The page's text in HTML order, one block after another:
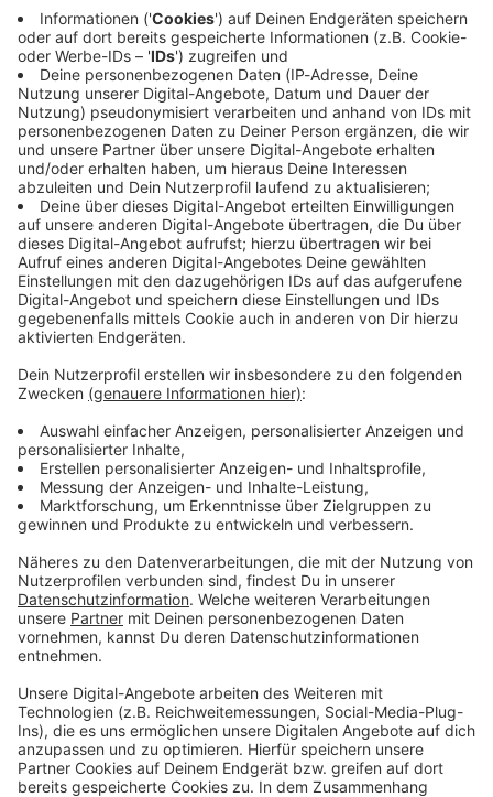
Immer auf dem Laufenden
bleiben!
Verpass' nichts mehr - mit unserem kostenlosen
ANTENNE BAYERN Newsletter. Ob Nachrichten,
Lifestyle oder unsere neuesten Aktionen - wir
informieren dich.
Zum Newsletter anmelden
Du möchtest uns etwas sagen?
Studio Hotline
Kontaktformular